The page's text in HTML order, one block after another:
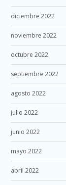
diciembre 2022
noviembre 2022
octubre 2022
septiembre 2022
agosto 2022
julio 2022
junio 2022
mayo 2022
abril 2022